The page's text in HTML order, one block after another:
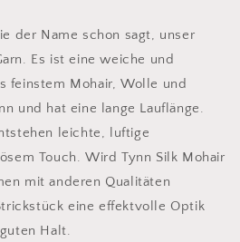
der Name schon sagt, unser
Es ist eine weiche und
feinstem Mohair, Wolle und
und hat eine lange Lauflänge.
leichte, luftige
Touch. Wird Tynn Silk Mohair
mit anderen Qualitäten
eine effektvolle Optik
Halt.